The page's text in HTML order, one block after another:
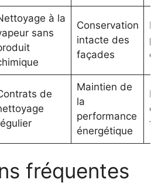
à la
sans
Conservation
intacte des
façades
de
Maintien de
la
performance
énergétique
fréquentes